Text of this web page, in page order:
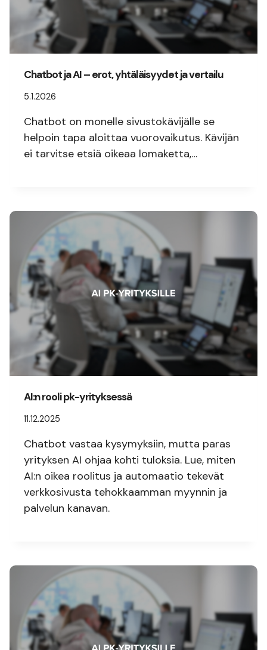
Chatbot ja AI – erot, yhtäläisyydet ja vertailu
5.1.2026
Chatbot on monelle sivustokävijälle se
helpoin tapa aloittaa vuorovaikutus. Kävijän
ei tarvitse etsiä oikeaa lomaketta,…
AI:n rooli pk-yrityksessä
11.12.2025
Chatbot vastaa kysymyksiin, mutta paras
yrityksen AI ohjaa kohti tuloksia. Lue, miten
AI:n oikea roolitus ja automaatio tekevät
verkkosivusta tehokkaamman myynnin ja
palvelun kanavan.